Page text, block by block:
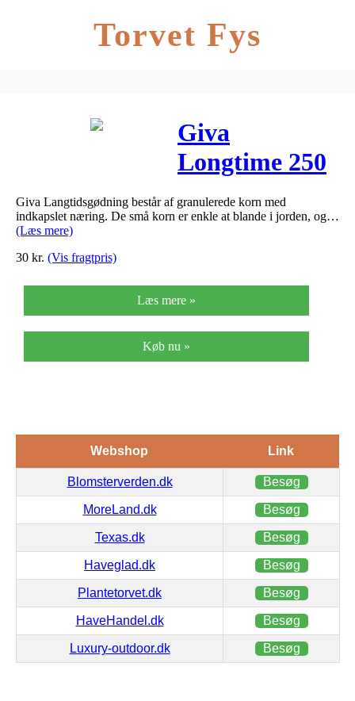
Torvet Fys
Giva
Longtime 250
g – Giva
Longtime 250
Giva Langtidsgødning består af granulerede korn med
indkapslet næring. De små korn er enkle at blande i jorden, og…
(Læs mere)
30 kr. (Vis fragtpris)
Læs mere »
Køb nu »
Webshop Link
Blomsterverden.dk Besøg
MoreLand.dk Besøg
Texas.dk Besøg
Haveglad.dk Besøg
Plantetorvet.dk Besøg
HaveHandel.dk Besøg
Luxury-outdoor.dk Besøg